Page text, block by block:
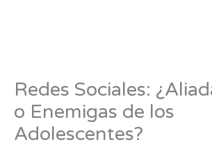
Redes Sociales:
o Enemigas de los
Adolescentes?